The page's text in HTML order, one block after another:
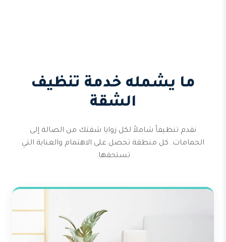
ما يشمله خدمة تنظيف
الشقة
نقدم تنظيفاً شاملاً لكل زوايا شقتك من الصالة إلى
الحمامات. كل منطقة تحصل على الاهتمام والعناية التي
تستحقها.